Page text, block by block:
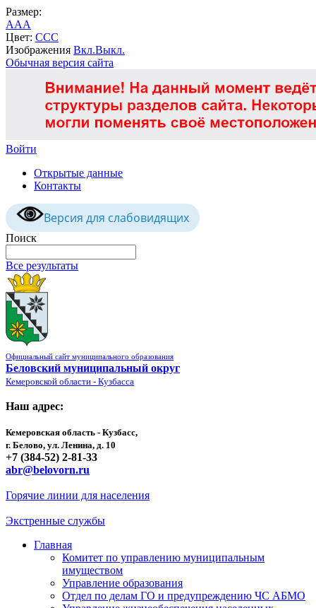
Размер:
AAA
Цвет: CCC
Изображения Вкл.Выкл.
Обычная версия сайта
Войти
Открытые данные
Контакты
Версия для слабовидящих
Поиск
Все результаты
Официальный сайт муниципального образования
Беловский муниципальный округ
Кемеровской области - Кузбасса
Наш адрес:
Кемеровская область - Кузбасс,
г. Белово, ул. Ленина, д. 10
+7 (384-52) 2-81-33
abr@belovorn.ru
Горячие линии для населения
Экстренные службы
Главная
Комитет по управлению муниципальным
имуществом
Управление образования
Отдел по делам ГО и предупреждению ЧС АБМО